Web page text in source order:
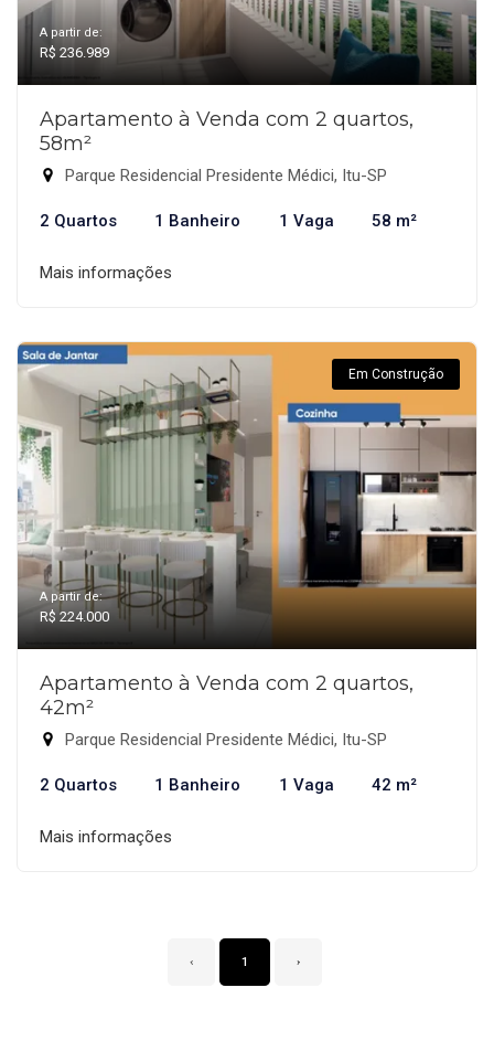
A partir de:
R$ 236.989
Apartamento à Venda com 2 quartos,
58m²
Parque Residencial Presidente Médici, Itu-SP
2 Quartos 1 Banheiro 1 Vaga 58 m²
Mais informações
Em Construção
A partir de:
R$ 224.000
Apartamento à Venda com 2 quartos,
42m²
Parque Residencial Presidente Médici, Itu-SP
2 Quartos 1 Banheiro 1 Vaga 42 m²
Mais informações
‹ 1 ›